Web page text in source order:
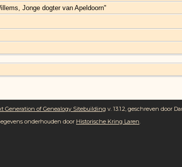
Jonge dogter van Apeldoorn"
Generation of Genealogy Sitebuilding v. 13.1.2, geschreven door
onderhouden door Historische Kring Laren.